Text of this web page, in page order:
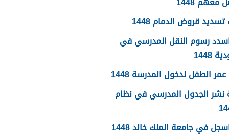
قروض الدمام 1448
رسوم النقل المدرسي في
1448
الطفل لدخول المدرسة 1448
نشر الجدول المدرسي في نظام
في جامعة الملك خالد 1448